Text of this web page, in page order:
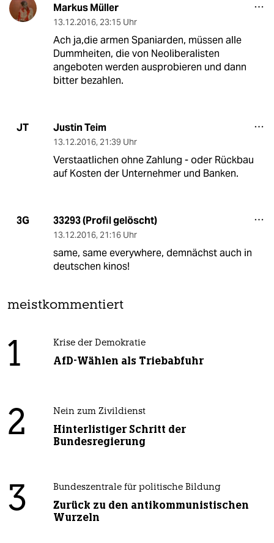
Markus Müller
13.12.2016, 23:15 Uhr
Ach ja,die armen Spaniarden, müssen alle
Dummheiten, die von Neoliberalisten
angeboten werden ausprobieren und dann
bitter bezahlen.
JT Justin Teim
13.12.2016, 21:39 Uhr
Verstaatlichen ohne Zahlung - oder Rückbau
auf Kosten der Unternehmer und Banken.
3G 33293 (Profil gelöscht)
13.12.2016, 21:16 Uhr
same, same everywhere, demnächst auch in
deutschen kinos!
meistkommentiert
1 Krise der Demokratie
AfD-Wählen als Triebabfuhr
2 Nein zum Zivildienst
Hinterlistiger Schritt der
Bundesregierung
3 Bundeszentrale für politische Bildung
Zurück zu den antikommunistischen
Wurzeln